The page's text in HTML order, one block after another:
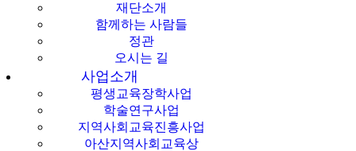
재단소개
함께하는 사람들
정관
오시는 길
사업소개
평생교육장학사업
학술연구사업
지역사회교육진흥사업
아산지역사회교육상